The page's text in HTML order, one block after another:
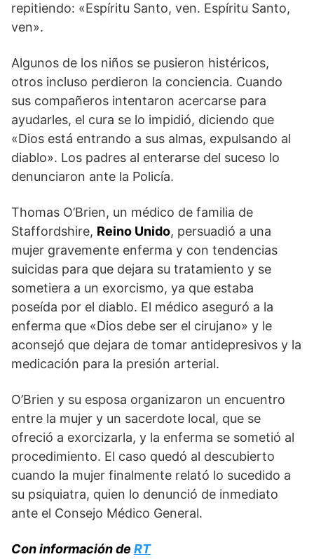
repitiendo: «Espíritu Santo, ven. Espíritu Santo,
ven».
Algunos de los niños se pusieron histéricos,
otros incluso perdieron la conciencia. Cuando
sus compañeros intentaron acercarse para
ayudarles, el cura se lo impidió, diciendo que
«Dios está entrando a sus almas, expulsando al
diablo». Los padres al enterarse del suceso lo
denunciaron ante la Policía.
Thomas O’Brien, un médico de familia de
Staffordshire, Reino Unido, persuadió a una
mujer gravemente enferma y con tendencias
suicidas para que dejara su tratamiento y se
sometiera a un exorcismo, ya que estaba
poseída por el diablo. El médico aseguró a la
enferma que «Dios debe ser el cirujano» y le
aconsejó que dejara de tomar antidepresivos y la
medicación para la presión arterial.
O’Brien y su esposa organizaron un encuentro
entre la mujer y un sacerdote local, que se
ofreció a exorcizarla, y la enferma se sometió al
procedimiento. El caso quedó al descubierto
cuando la mujer finalmente relató lo sucedido a
su psiquiatra, quien lo denunció de inmediato
ante el Consejo Médico General.
Con información de RT